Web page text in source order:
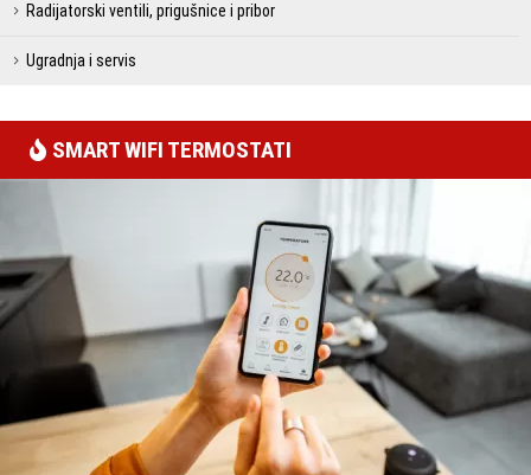
Radijatorski ventili, prigušnice i pribor
Ugradnja i servis
SMART WIFI TERMOSTATI